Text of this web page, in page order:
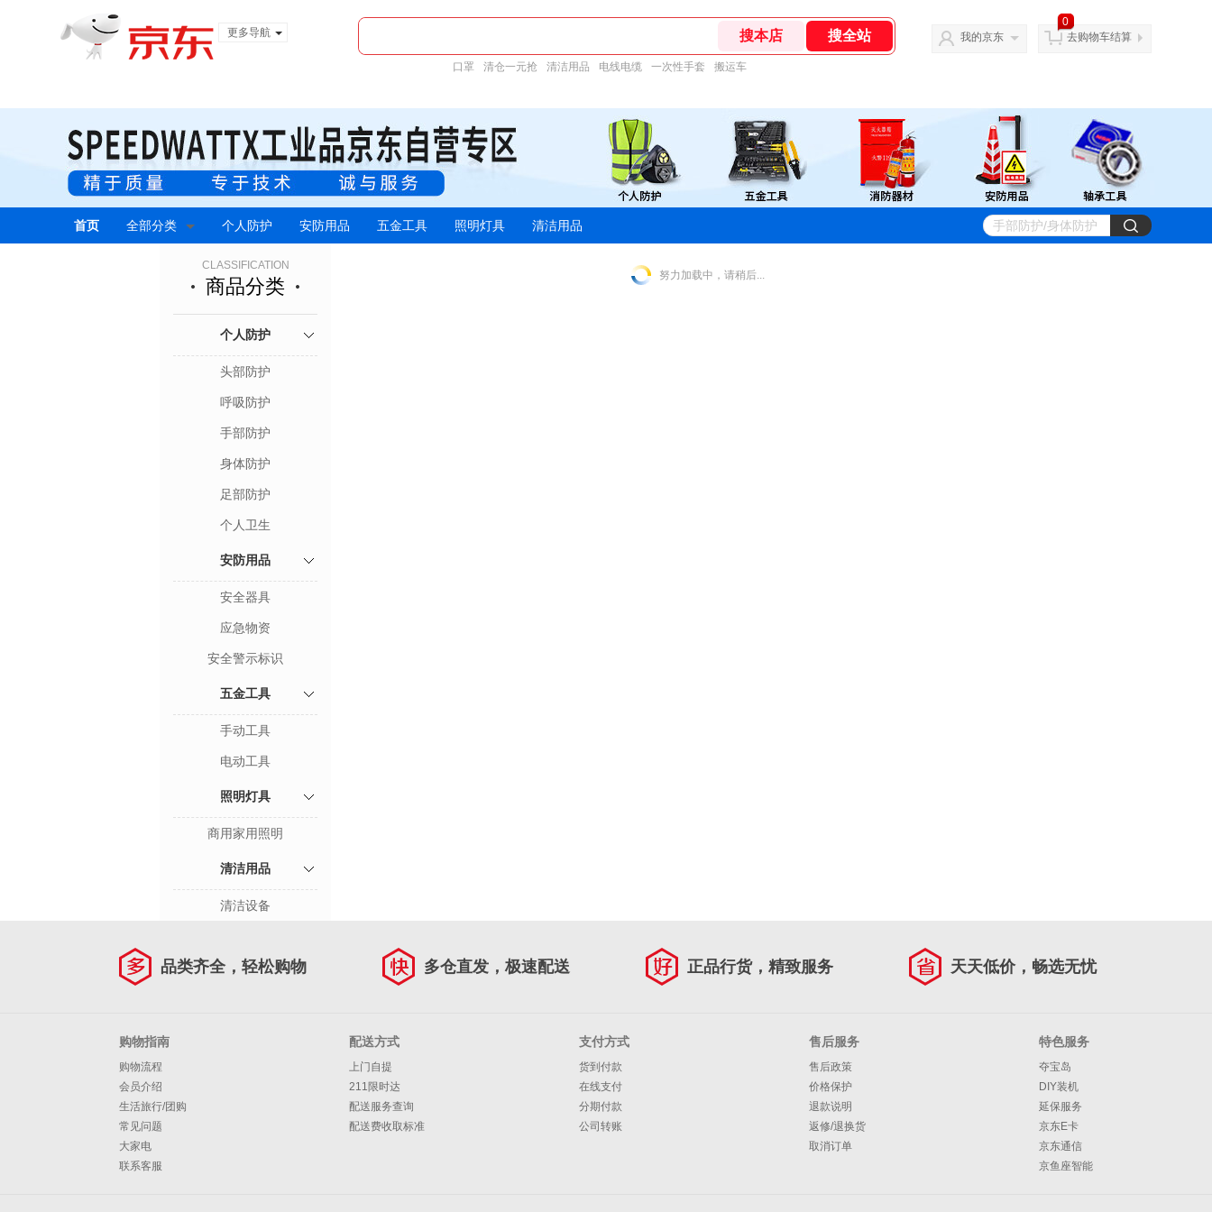
更多导航
口罩 清仓一元抢 清洁用品 电线电缆 一次性手套 搬运车
我的京东
0
去购物车结算
首页 全部分类 个人防护 安防用品 五金工具 照明灯具 清洁用品
CLASSIFICATION
商品分类
个人防护
头部防护
呼吸防护
手部防护
身体防护
足部防护
个人卫生
安防用品
安全器具
应急物资
安全警示标识
五金工具
手动工具
电动工具
照明灯具
商用家用照明
清洁用品
清洁设备
努力加载中，请稍后...
品类齐全，轻松购物 多仓直发，极速配送 正品行货，精致服务 天天低价，畅选无忧
购物指南
购物流程
会员介绍
生活旅行/团购
常见问题
大家电
联系客服
配送方式
上门自提
211限时达
配送服务查询
配送费收取标准
支付方式
货到付款
在线支付
分期付款
公司转账
售后服务
售后政策
价格保护
退款说明
返修/退换货
取消订单
特色服务
夺宝岛
DIY装机
延保服务
京东E卡
京东通信
京鱼座智能